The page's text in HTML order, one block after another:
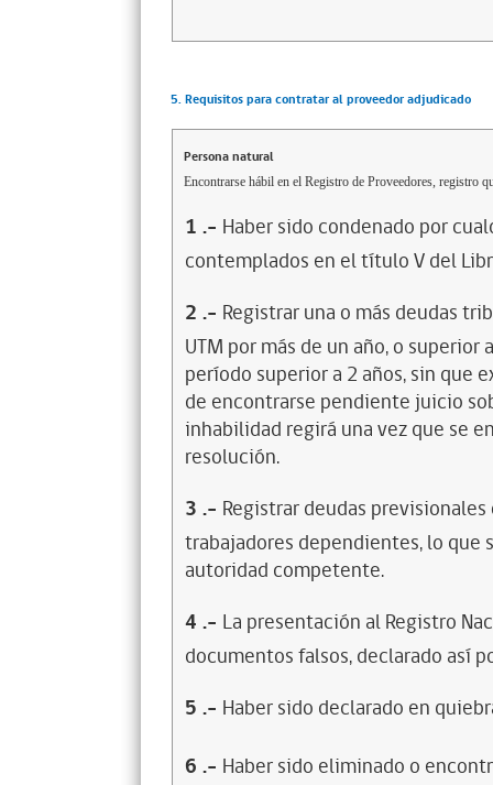
5. Requisitos para contratar al proveedor adjudicado
Persona natural
Encontrarse hábil en el Registro de Proveedores, registro
1 .- Haber sido condenado por
contemplados en el título V del
2 .- Registrar una o más deudas
UTM por más de un año, o
período superior a 2 años, sin que
de encontrarse pendiente juicio
inhabilidad regirá una vez que se
resolución.
3 .- Registrar deudas
trabajadores dependientes, lo
autoridad competente.
4 .- La presentación al Registro
documentos falsos, declarado así
5 .- Haber sido declarado en
6 .- Haber sido eliminado o